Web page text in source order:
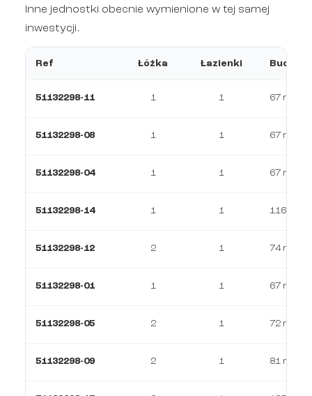
Inne jednostki obecnie wymienione w tej samej
inwestycji.
Ref Łóżka Łazienki Budowa
51132298-11 1 1 67 m²
51132298-08 1 1 67 m²
51132298-04 1 1 67 m²
51132298-14 1 1 116 m²
51132298-12 2 1 74 m²
51132298-01 1 1 67 m²
51132298-05 2 1 72 m²
51132298-09 2 1 81 m²